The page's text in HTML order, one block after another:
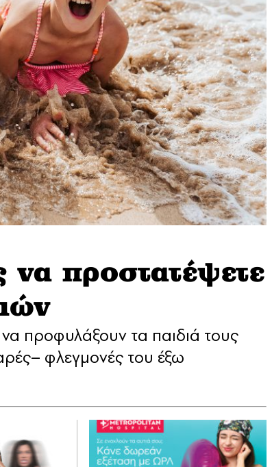
προστατέψετε
να προφυλάξουν τα παιδιά τους
φλεγμονές του έξω